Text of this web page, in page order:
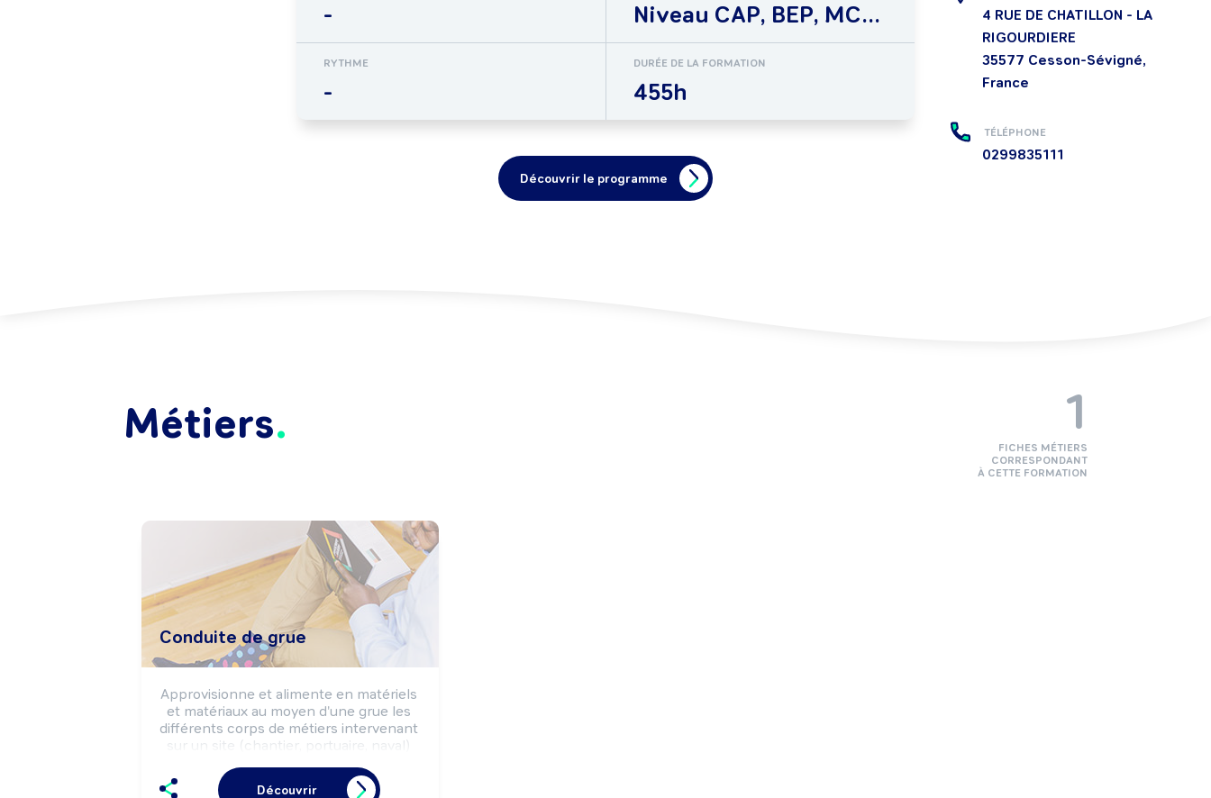
- Niveau CAP, BEP, MC...
RYTHME
-
DURÉE DE LA FORMATION
455h
Découvrir le programme
4 RUE DE CHATILLON - LA
RIGOURDIERE
35577 Cesson-Sévigné,
France
TÉLÉPHONE
0299835111
Métiers
Conduite de grue
Approvisionne et alimente en matériels
et matériaux au moyen d'une grue les
différents corps de métiers intervenant
sur un site (chantier, portuaire, naval)
Découvrir
1
FICHES MÉTIERS
CORRESPONDANT
À CETTE FORMATION